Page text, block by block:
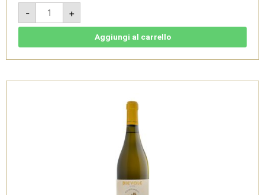
-
Catignano
2021
-
Chianti
-
+
Aggiungi al carrello